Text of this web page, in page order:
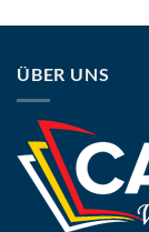
ÜBER UNS